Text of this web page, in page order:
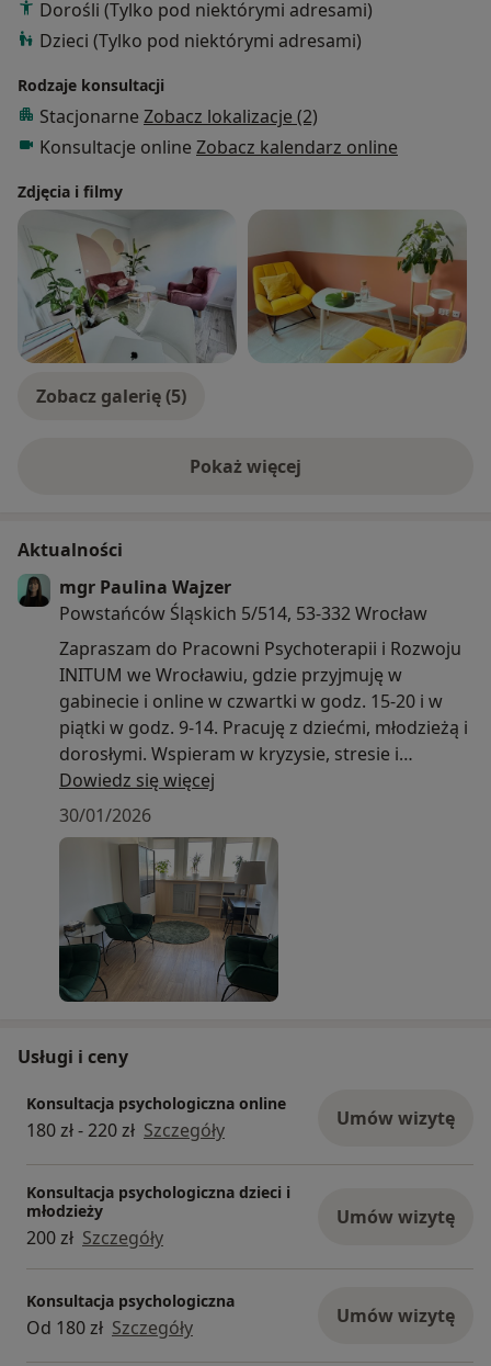
Dorośli (Tylko pod niektórymi adresami)
Dzieci (Tylko pod niektórymi adresami)
Rodzaje konsultacji
Stacjonarne Zobacz lokalizacje (2)
Konsultacje online Zobacz kalendarz online
Zdjęcia i filmy
Zobacz galerię (5)
Pokaż więcejo doświadczeniu
Aktualności
mgr Paulina Wajzer
Powstańców Śląskich 5/514, 53-332 Wrocław
Zapraszam do Pracowni Psychoterapii i Rozwoju
INITUM we Wrocławiu, gdzie przyjmuję w
gabinecie i online w czwartki w godz. 15-20 i w
piątki w godz. 9-14. Pracuję z dziećmi, młodzieżą i
dorosłymi. Wspieram w kryzysie, stresie i
prowadzę terapię w nurcie poznawczo-
behawioralnym. Rezerwacja wizyt na stronie
initum.
Dowiedz się więcej
30/01/2026
Usługi i ceny
Konsultacja psychologiczna online
180 zł - 220 zł Szczegóły Umów wizytę
Konsultacja psychologiczna dzieci i
młodzieży
200 zł Szczegóły
Umów wizytę
Konsultacja psychologiczna
Od 180 zł Szczegóły Umów wizytę